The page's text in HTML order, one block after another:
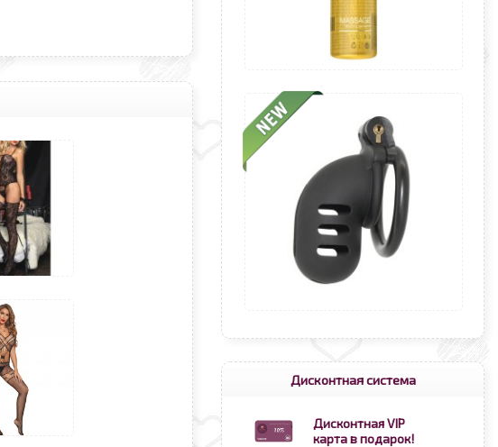
Дисконтная система
Дисконтная VIP
карта в подарок!